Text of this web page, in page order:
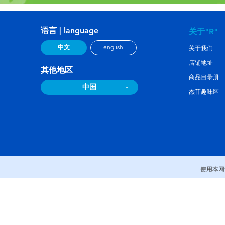
语言 | language
中文 english
其他地区
中国
关于"R"
关于我们
店铺地址
商品目录册
杰菲趣味区
使用本